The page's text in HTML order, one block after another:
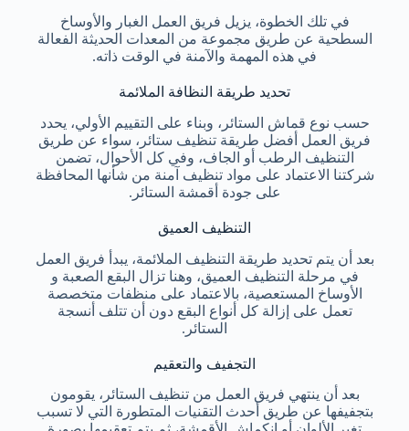
في تلك الخطوة، يزيل فريق العمل الغبار والأوساخ
السطحية عن طريق مجموعة من المعدات الحديثة الفعالة
في هذه المهمة والآمنة في الوقت ذاته.
تحديد طريقة النظافة الملائمة
حسب نوع قماش الستائر، وبناء على التقييم الأولي، يحدد
فريق العمل أفضل طريقة تنظيف ستائر، سواء عن طريق
التنظيف الرطب أو الجاف، وفي كل الأحوال، تضمن
شركتنا الاعتماد على مواد تنظيف آمنة من شأنها المحافظة
على جودة أقمشة الستائر.
التنظيف العميق
بعد أن يتم تحديد طريقة التنظيف الملائمة، يبدأ فريق العمل
في مرحلة التنظيف العميق، وهنا تزال البقع الصعبة و
الأوساخ المستعصية، بالاعتماد على منظفات متخصصة
تعمل على إزالة كل أنواع البقع دون أن تتلف أنسجة
الستائر.
التجفيف والتعقيم
بعد أن ينتهي فريق العمل من تنظيف الستائر، يقومون
بتجفيفها عن طريق أحدث التقنيات المتطورة التي لا تسبب